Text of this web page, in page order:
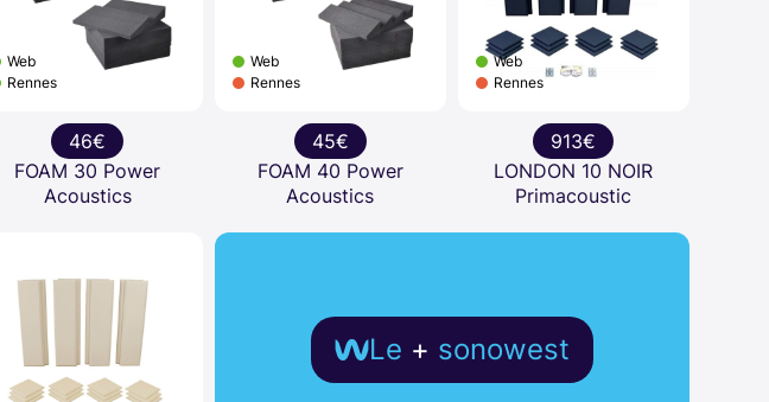
Web
Rennes
46€
FOAM 30 Power
Acoustics
Web
Rennes
45€
FOAM 40 Power
Acoustics
Web
Rennes
913€
LONDON 10 NOIR
Primacoustic
Le + sonowest